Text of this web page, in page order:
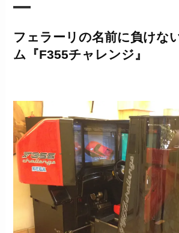
フェラーリの名前に負けな
ム『F355チャレンジ』